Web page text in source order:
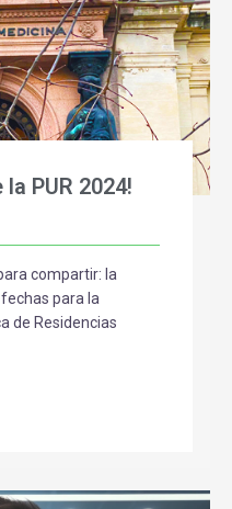
PUR 2024!
compartir: la
para la
de Residencias